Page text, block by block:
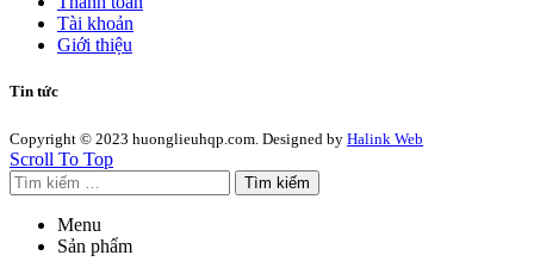
Tài khoản
Giới thiệu
Tin tức
Copyright © 2023 huonglieuhqp.com. Designed by Halink Web
Scroll To Top
Tìm kiếm
Menu
Sản phẩm